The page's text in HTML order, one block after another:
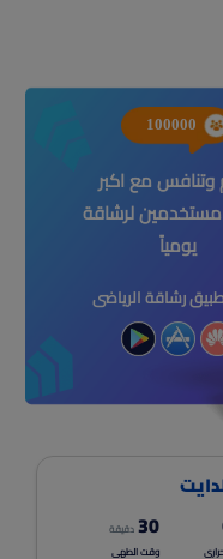
100000
وتنافس مع اكبر
لرشاقة
يومياً
رشاقة الرياضى
30 دقيقة
وقت الطهى